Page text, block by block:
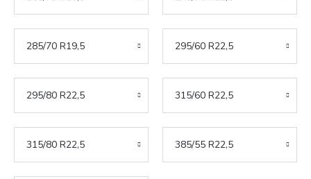
285/70 R19,5 295/60 R22,5
295/80 R22,5 315/60 R22,5
315/80 R22,5 385/55 R22,5